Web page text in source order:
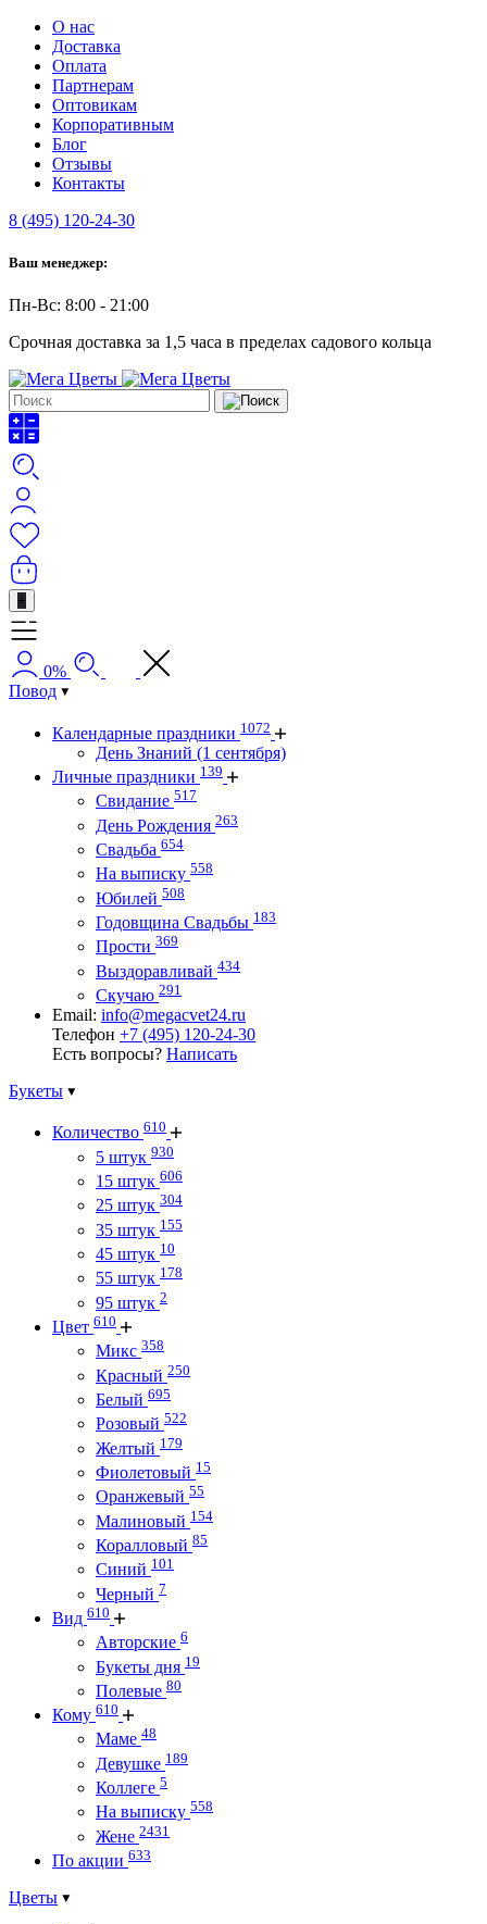
О нас
Доставка
Оплата
Партнерам
Оптовикам
Корпоративным
Блог
Отзывы
Контакты
8 (495) 120-24-30
Ваш менеджер:
Пн-Вс: 8:00 - 21:00
Срочная доставка за 1,5 часа в пределах садового кольца
+
0%
Повод
Календарные праздники 1072
День Знаний (1 сентября)
Личные праздники 139
Свидание 517
День Рождения 263
Свадьба 654
На выписку 558
Юбилей 508
Годовщина Свадьбы 183
Прости 369
Выздоравливай 434
Скучаю 291
Email: info@megacvet24.ru
Телефон +7 (495) 120-24-30
Есть вопросы? Написать
Букеты
Количество 610
5 штук 930
15 штук 606
25 штук 304
35 штук 155
45 штук 10
55 штук 178
95 штук 2
Цвет 610
Микс 358
Красный 250
Белый 695
Розовый 522
Желтый 179
Фиолетовый 15
Оранжевый 55
Малиновый 154
Коралловый 85
Синий 101
Черный 7
Вид 610
Авторские 6
Букеты дня 19
Полевые 80
Кому 610
Маме 48
Девушке 189
Коллеге 5
На выписку 558
Жене 2431
По акции 633
Цветы